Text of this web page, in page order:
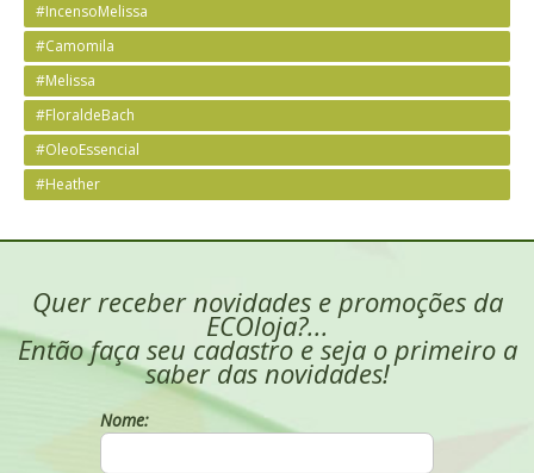
#IncensoMelissa
#Camomila
#Melissa
#FloraldeBach
#OleoEssencial
#Heather
Quer receber novidades e promoções da
ECOloja?...
Então faça seu cadastro e seja o primeiro a
saber das novidades!
Nome: